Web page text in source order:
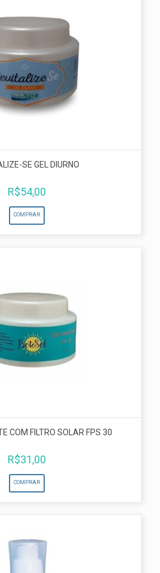
SE GEL DIURNO
R$54,00
COMPRAR
COM FILTRO SOLAR FPS 30
R$31,00
COMPRAR